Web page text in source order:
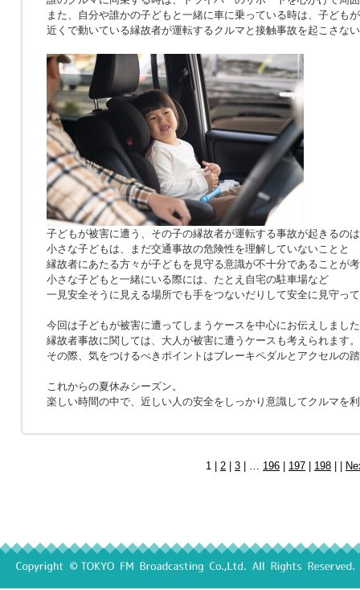
また、自分や誰かの子どもと一緒に車に乗っている時は、子ども
近くで動いている縁故者が運転するクルマと接触事故を起こさな
子どもが被害に遭う、その子の縁故者が運転する事故が起きるの
小さな子どもは、まだ交通事故の危険性を理解していないことと
縁故者にあたる方々が子どもを見守る意識が不十分であることが
小さな子どもと一緒にいる際には、たとえ自宅の駐車場など
一見安全そうに見える場所でも手をつないだりして安全に見守っ
今回は子どもが被害に遭ってしまうケースを中心にお伝えしまし
縁故者事故に関しては、大人が被害に遭うケースも考えられます。
その際、気をつけるべきポイントはブレーキペダルとアクセルの
これからの夏休みシーズン。
楽しい時間の中で、近しい人の安全をしっかり意識してクルマを
1 | 2 3 | … 196 197 198